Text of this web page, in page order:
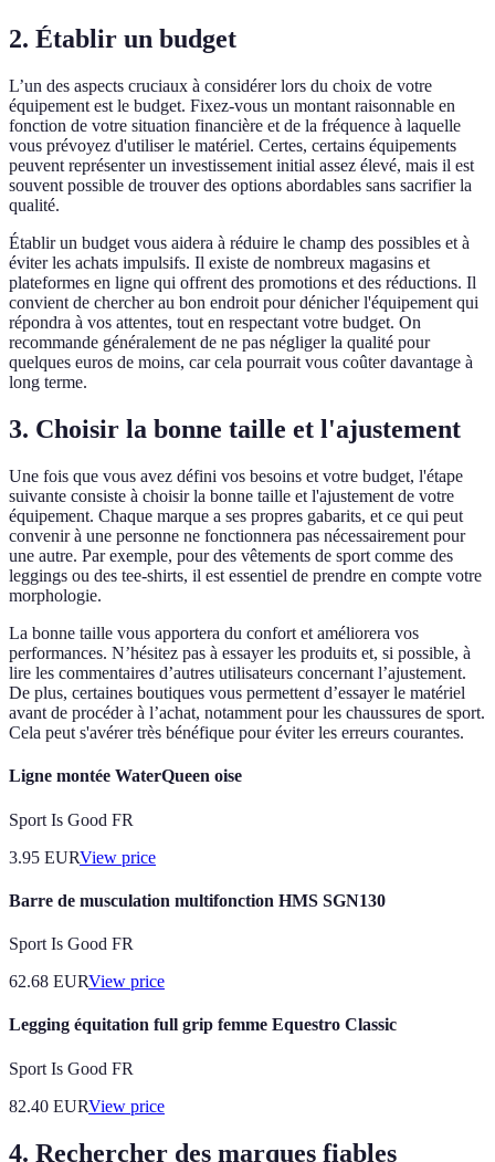
2. Établir un budget
L’un des aspects cruciaux à considérer lors du choix de votre
équipement est le budget. Fixez-vous un montant raisonnable en
fonction de votre situation financière et de la fréquence à laquelle
vous prévoyez d'utiliser le matériel. Certes, certains équipements
peuvent représenter un investissement initial assez élevé, mais il est
souvent possible de trouver des options abordables sans sacrifier la
qualité.
Établir un budget vous aidera à réduire le champ des possibles et à
éviter les achats impulsifs. Il existe de nombreux magasins et
plateformes en ligne qui offrent des promotions et des réductions. Il
convient de chercher au bon endroit pour dénicher l'équipement qui
répondra à vos attentes, tout en respectant votre budget. On
recommande généralement de ne pas négliger la qualité pour
quelques euros de moins, car cela pourrait vous coûter davantage à
long terme.
3. Choisir la bonne taille et l'ajustement
Une fois que vous avez défini vos besoins et votre budget, l'étape
suivante consiste à choisir la bonne taille et l'ajustement de votre
équipement. Chaque marque a ses propres gabarits, et ce qui peut
convenir à une personne ne fonctionnera pas nécessairement pour
une autre. Par exemple, pour des vêtements de sport comme des
leggings ou des tee-shirts, il est essentiel de prendre en compte votre
morphologie.
La bonne taille vous apportera du confort et améliorera vos
performances. N’hésitez pas à essayer les produits et, si possible, à
lire les commentaires d’autres utilisateurs concernant l’ajustement.
De plus, certaines boutiques vous permettent d’essayer le matériel
avant de procéder à l’achat, notamment pour les chaussures de sport.
Cela peut s'avérer très bénéfique pour éviter les erreurs courantes.
Ligne montée WaterQueen oise
Sport Is Good FR
3.95 EURView price
Barre de musculation multifonction HMS SGN130
Sport Is Good FR
62.68 EURView price
Legging équitation full grip femme Equestro Classic
Sport Is Good FR
82.40 EURView price
4. Rechercher des marques fiables